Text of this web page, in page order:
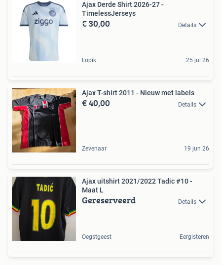
Ajax Derde Shirt 2026-27 -
TimelessJerseys
€ 30,00 Details
Lopik 25 jul 26
Ajax T-shirt 2011 - Nieuw met labels
€ 40,00 Details
Zevenaar 19 jun 26
Ajax uitshirt 2021/2022 Tadic #10 -
Maat L
Gereserveerd Details
Oegstgeest Eergisteren